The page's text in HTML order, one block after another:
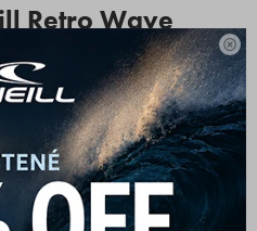

Retro Wave
tu outfit
combina la funcionalidad
invierno con el diseño retro
Fabricado con un tejido de
este accesorio ofrece
ajuste elástico que se